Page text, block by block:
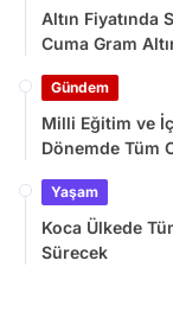
Altın Fiyatında
Cuma Gram
Gündem
Milli Eğitim ve
Dönemde Tüm
Yaşam
Koca Ülkede
Sürecek